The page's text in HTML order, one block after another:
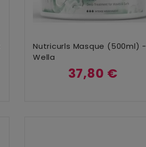
Ajouter Au Panier
Nutricurls Masque (500ml) -
Wella
37,80 €